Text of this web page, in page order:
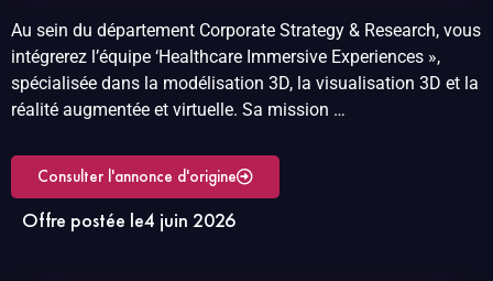
Au sein du département Corporate Strategy & Research, vous
intégrerez l’équipe ‘Healthcare Immersive Experiences »,
spécialisée dans la modélisation 3D, la visualisation 3D et la
réalité augmentée et virtuelle. Sa mission …
Consulter l'annonce d'origine
Offre postée le4 juin 2026